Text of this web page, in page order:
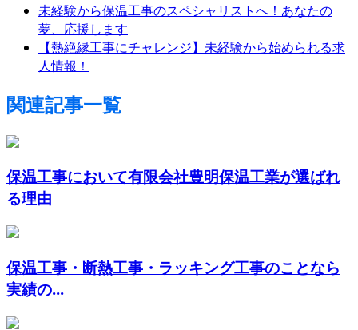
未経験から保温工事のスペシャリストへ！あなたの
夢、応援します
【熱絶縁工事にチャレンジ】未経験から始められる求
人情報！
関連記事一覧
保温工事において有限会社豊明保温工業が選ばれ
る理由
保温工事・断熱工事・ラッキング工事のことなら
実績の...